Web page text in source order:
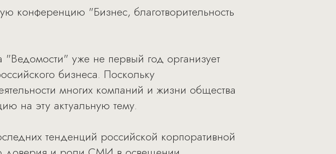
конференцию "Бизнес, благотворительность
уже не первый год организует
бизнеса. Поскольку
многих компаний и жизни общества
на эту актуальную тему.
тенденций российской корпоративной